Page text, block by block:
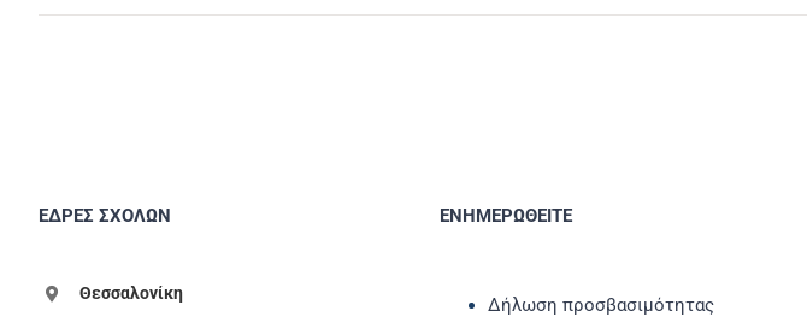
ΕΔΡΕΣ ΣΧΟΛΩΝ
Θεσσαλονίκη
ΕΝΗΜΕΡΩΘΕΙΤΕ
Δήλωση προσβασιμότητας